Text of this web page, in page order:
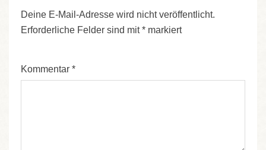
Deine E-Mail-Adresse wird nicht veröffentlicht.
Erforderliche Felder sind mit* markiert
Kommentar *